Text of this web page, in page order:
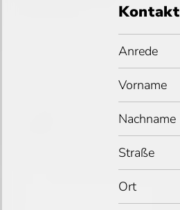
Kontakt
Anrede
Vorname
Nachname
Straße
Ort